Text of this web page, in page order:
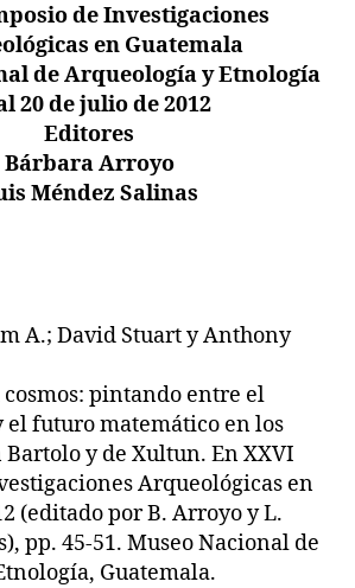
de Investigaciones
en Guatemala
de Arqueología y Etnología
20 de julio de 2012
Editores
Bárbara Arroyo
Méndez Salinas
A.; David Stuart y Anthony
cosmos: pintando entre el
el futuro matemático en los
Bartolo y de Xultun. En XXVI
Arqueológicas en
(editado por B. Arroyo y L.
pp. 45-51. Museo Nacional de
Guatemala.